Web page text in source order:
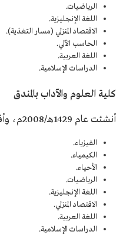
الرياضيات.
اللغة الإنجليزية.
الاقتصاد المنزلي (مسار التغذية).
الحاسب الآلي.
اللغة العربية.
الدراسات الإسلامية.
كلية العلوم والآداب بالمندق
أنشئت عام 1429هـ/2008م، وأقسامها:
الفيزياء.
الكيمياء.
الأحياء.
الرياضيات.
اللغة الإنجليزية.
الاقتصاد المنزلي.
اللغة العربية.
الدراسات الإسلامية.